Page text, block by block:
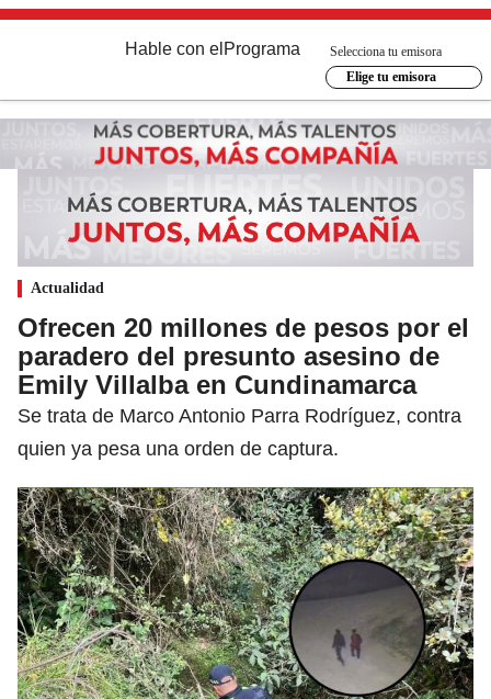
Hable con el Programa
Selecciona tu emisora
Elige tu emisora
Actualidad
Ofrecen 20 millones de pesos por el
paradero del presunto asesino de
Emily Villalba en Cundinamarca
Se trata de Marco Antonio Parra Rodríguez, contra
quien ya pesa una orden de captura.